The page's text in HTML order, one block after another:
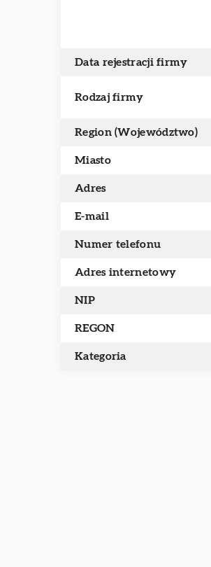
Data rejestracji firmy
Rodzaj firmy
Region (Województwo)
Miasto
Adres
E-mail
Numer telefonu
Adres internetowy
NIP
REGON
Kategoria